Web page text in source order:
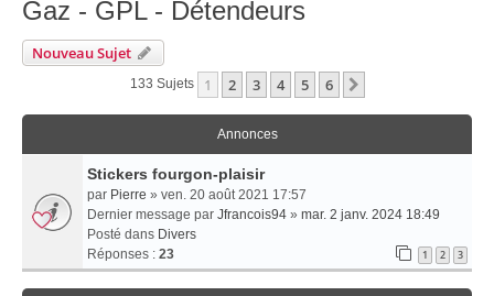
Gaz - GPL - Détendeurs
Nouveau Sujet
133 Sujets 1 2 3 4 5 6
Annonces
Stickers fourgon-plaisir
par Pierre » ven. 20 août 2021 17:57
Dernier message par Jfrancois94 » mar. 2 janv. 2024 18:49
Posté dans Divers
Réponses : 23 1 2 3